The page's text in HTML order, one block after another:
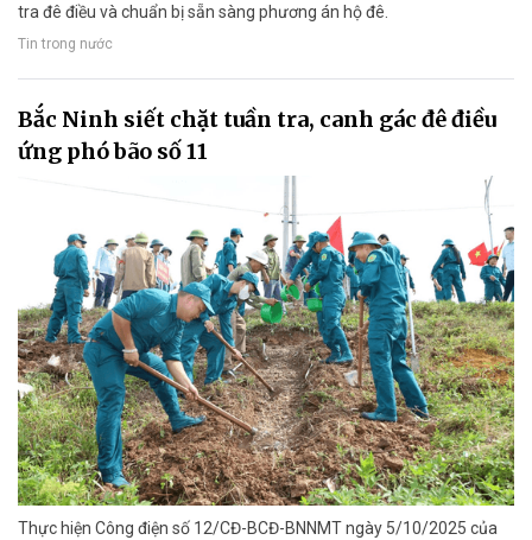
tra đê điều và chuẩn bị sẵn sàng phương án hộ đê.
Tin trong nước
Bắc Ninh siết chặt tuần tra, canh gác đê điều
ứng phó bão số 11
Thực hiện Công điện số 12/CĐ-BCĐ-BNNMT ngày 5/10/2025 của